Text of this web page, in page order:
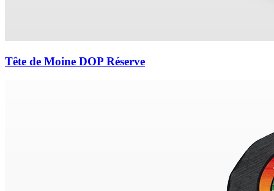
Tête de Moine DOP Réserve